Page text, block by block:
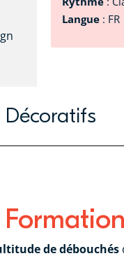
Langue : FR
Décoratifs
de débouchés